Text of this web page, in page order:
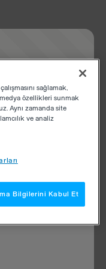
sağlamak,
özellikleri sunmak
Aynı zamanda site
ve analiz
Bilgilerini Kabul Et